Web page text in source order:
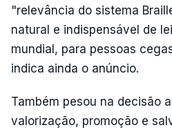
"relevância do sistema
natural e indispensável de
mundial, para pessoas
indica ainda o anúncio.
Também pesou na decisão
valorização, promoção e